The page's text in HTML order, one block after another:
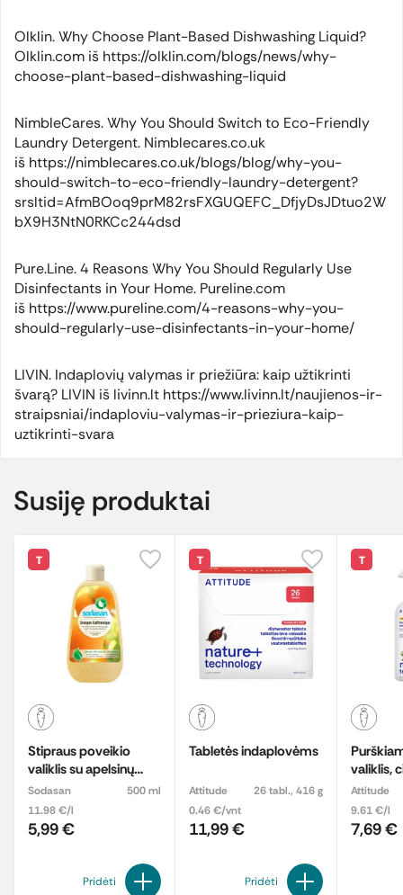
Olklin. Why Choose Plant-Based Dishwashing Liquid?
Olklin.com iš https://olklin.com/blogs/news/why-
choose-plant-based-dishwashing-liquid
NimbleCares. Why You Should Switch to Eco-Friendly
Laundry Detergent. Nimblecares.co.uk
iš https://nimblecares.co.uk/blogs/blog/why-you-
should-switch-to-eco-friendly-laundry-detergent?
srsltid=AfmBOoq9prM82rsFXGUQEFC_DfjyDsJDtuo2W
bX9H3NtN0RKCc244dsd
Pure.Line. 4 Reasons Why You Should Regularly Use
Disinfectants in Your Home. Pureline.com
iš https://www.pureline.com/4-reasons-why-you-
should-regularly-use-disinfectants-in-your-home/
LIVIN. Indaplovių valymas ir priežiūra: kaip užtikrinti
švarą? LIVIN iš livinn.lt https://www.livinn.lt/naujienos-ir-
straipsniai/indaploviu-valymas-ir-prieziura-kaip-
uztikrinti-svara
Susiję produktai
T
Stipraus poveikio
valiklis su apelsinų
aliejumi
Sodasan
500 ml
11.98 €/l
5,99 €
Pridėti
T
Tabletės indaplovėms
Attitude
26 tabl., 416 g
0.46 €/vnt
11,99 €
Pridėti
T
valiklis, citrusų žievelių
aromato
Attitude
9.61 €/l
7,69 €